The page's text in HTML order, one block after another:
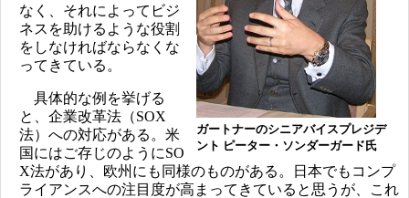
ガートナーのシニアバイスプレジデ
ント ピーター・ソンダーガード氏
なく、それによってビジ
ネスを助けるような役割
をしなければならなくな
ってきている。
具体的な例を挙げる
と、企業改革法（SOX
法）への対応がある。米
国にはご存じのようにSO
X法があり、欧州にも同様のものがある。日本でもコンプ
ライアンスへの注目度が高まってきていると思うが、これ